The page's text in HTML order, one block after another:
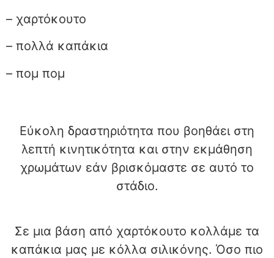
– χαρτόκουτο
– πολλά καπάκια
– πομ πομ
Εύκολη δραστηριότητα που βοηθάει στη
λεπτή κινητικότητα και στην εκμάθηση
χρωμάτων εάν βρισκόμαστε σε αυτό το
στάδιο.
Σε μια βάση από χαρτόκουτο κολλάμε τα
καπάκια μας με κόλλα σιλικόνης. Όσο πιο